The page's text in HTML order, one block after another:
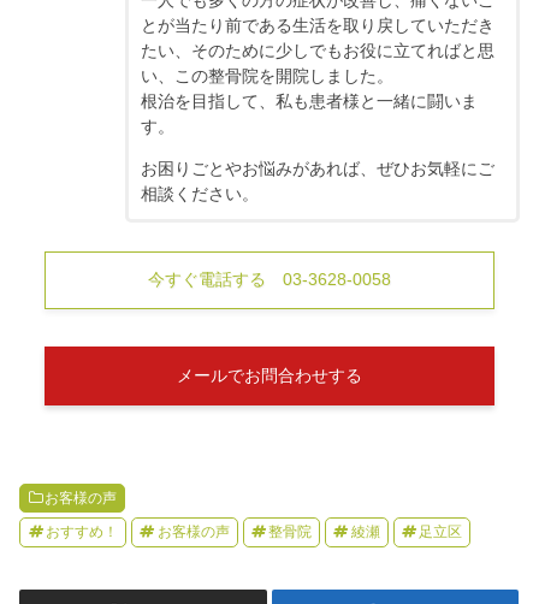
とが当たり前である生活を取り戻していただき
たい、そのために少しでもお役に立てればと思
い、この整骨院を開院しました。
根治を目指して、私も患者様と一緒に闘いま
す。
お困りごとやお悩みがあれば、ぜひお気軽にご
相談ください。
今すぐ電話する 03-3628-0058
メールでお問合わせする
お客様の声
おすすめ！ お客様の声 整骨院 綾瀬 足立区